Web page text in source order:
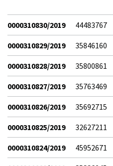
0000310830/2019 44483767
0000310829/2019 35846160
0000310828/2019 35800861
0000310827/2019 35763469
0000310826/2019 35692715
0000310825/2019 32627211
0000310824/2019 45952671